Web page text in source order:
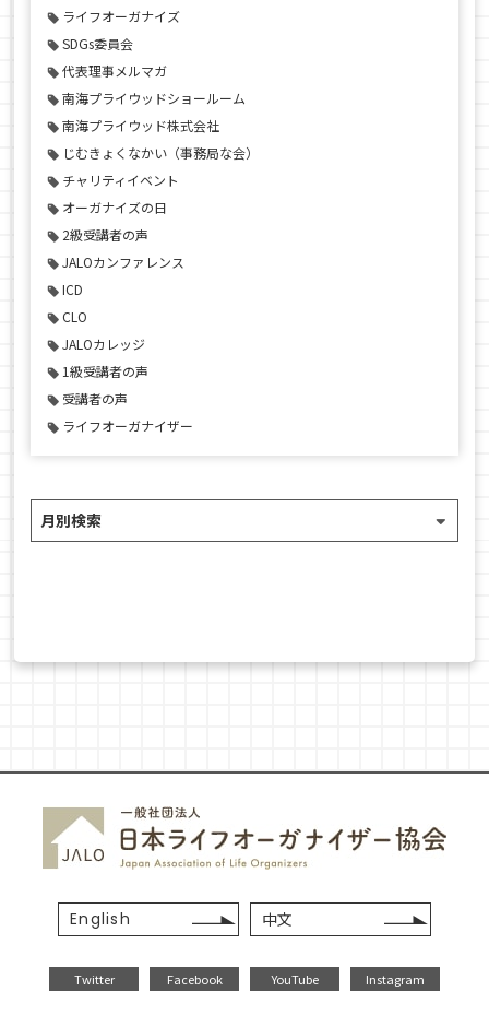
ライフオーガナイズ
SDGs委員会
代表理事メルマガ
南海プライウッドショールーム
南海プライウッド株式会社
じむきょくなかい（事務局な会）
チャリティイベント
オーガナイズの日
2級受講者の声
JALOカンファレンス
ICD
CLO
JALOカレッジ
1級受講者の声
受講者の声
ライフオーガナイザー
English 中文
Twitter Facebook YouTube Instagram